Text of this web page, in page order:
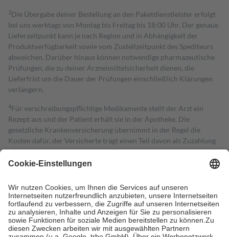
3Die Übergabe deiner Bestellung an den Paketdienstleister erfolgt
bei uns werktags von Montag bis Freitag bis 18:00 Uhr. Der genaue
Lieferzeitpunkt kann je nach Region und in Abhängigkeit der
Produktverfügbarkeit sowie vom Zustellzeitpunkt des Spediteurs
abweichen. Darüber hinaus können notwendige pharmazeutische
Prüfungen, die zu deiner Arzneimittelsicherheit dienen, die
Lieferfrist um die Dauer der Prüfungen einschließlich Klärungen
verlängern.
4Für verschreibungspflichtige Medikamente stellt der Arzt ein
Rezept aus und der Patient erhält sie in der Apotheke. Die
gesetzliche Krankenversicherung übernimmt in der Regel die
Kosten dafür, der Versicherte trägt einen Teil davon als Zuzahlung
mit.
Grundsätzlich leisten Mitglieder Zuzahlungen in Höhe von zehn
höchstens zehn Euro.
Es sind jedoch nie mehr als die tatsächlichen
Kosten der Leistung zu entrichten.
Diese Regeln gelten grundsätzlich auch für Online-Apotheken.
Bei Heilmitteln und häuslicher Krankenpflege beträgt die
Zuzahlung zehn Prozent der Kosten sowie zehn Euro je